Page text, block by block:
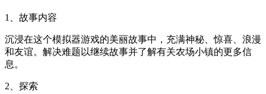
1、故事内容
沉浸在这个模拟器游戏的美丽故事中，充满神秘、惊喜、浪漫
和友谊。解决难题以继续故事并了解有关农场小镇的更多信
息。
2、探索